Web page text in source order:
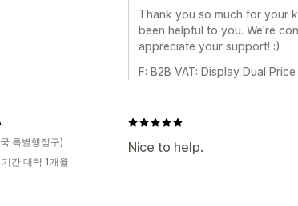
Thank you so much for your
been helpful to you. We're
appreciate your support! :)
F: B2B VAT: Display Dual Price
Nice to help.
특별행정구)
간 대략 1개월